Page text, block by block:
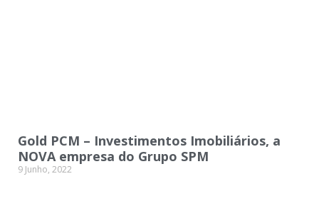
Gold PCM – Investimentos Imobiliários, a
NOVA empresa do Grupo SPM
9 Junho, 2022